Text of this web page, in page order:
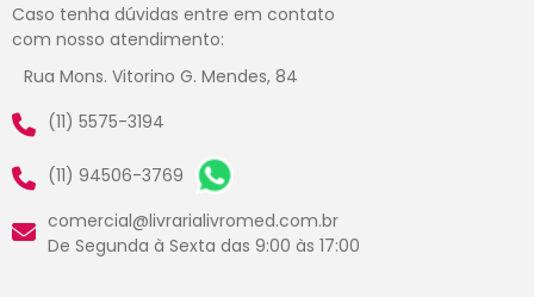
Caso tenha dúvidas entre em contato
com nosso atendimento:
Rua Mons. Vitorino G. Mendes, 84
(11) 5575-3194
(11) 94506-3769
comercial@livrarialivromed.com.br
De Segunda à Sexta das 9:00 às 17:00